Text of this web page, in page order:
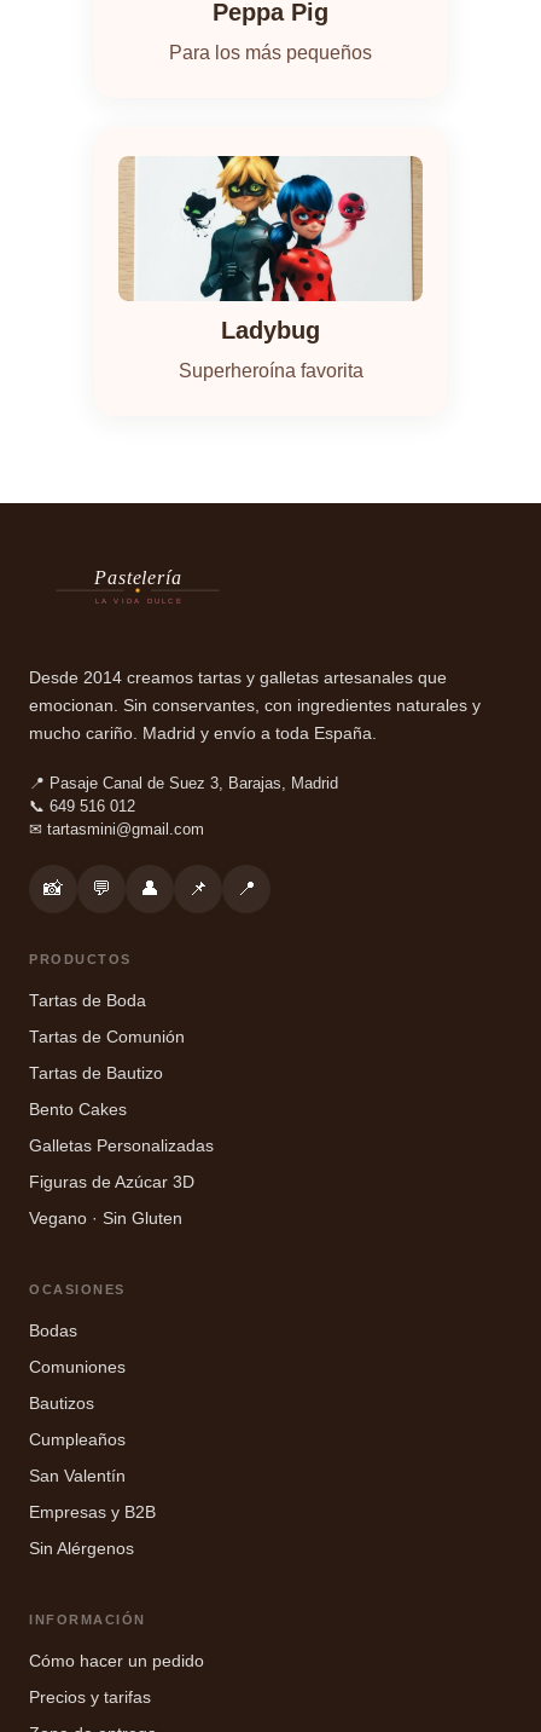
Peppa Pig
Para los más pequeños
Ladybug
Superheroína favorita
Pastelería
LA VIDA DULCE
Desde 2014 creamos tartas y galletas artesanales que
emocionan. Sin conservantes, con ingredientes naturales y
mucho cariño. Madrid y envío a toda España.
📍 Pasaje Canal de Suez 3, Barajas, Madrid
📞 649 516 012
✉ tartasmini@gmail.com
📸 💬 👤 📌 📍
PRODUCTOS
Tartas de Boda
Tartas de Comunión
Tartas de Bautizo
Bento Cakes
Galletas Personalizadas
Figuras de Azúcar 3D
Vegano · Sin Gluten
OCASIONES
Bodas
Comuniones
Bautizos
Cumpleaños
San Valentín
Empresas y B2B
Sin Alérgenos
INFORMACIÓN
Cómo hacer un pedido
Precios y tarifas